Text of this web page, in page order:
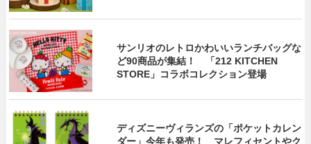
サンリオのレトロかわいいランチバッグな
ど90商品が集結！ 「212 KITCHEN
STORE」コラボコレクション登場
ディズニーヴィランズの「ポケットカレン
ダー」今年も発売！ マレフィセントやク